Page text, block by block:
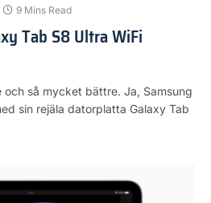
9 Mins Read
Tab S8 Ultra WiFi
och så mycket bättre. Ja, Samsung
sin rejäla datorplatta Galaxy Tab